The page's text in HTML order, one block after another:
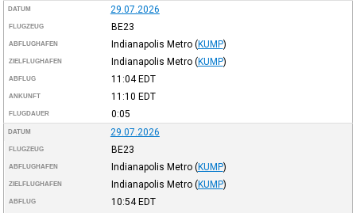
DATUM 29.07.2026
FLUGZEUG BE23
ABFLUGHAFEN Indianapolis Metro (KUMP)
ZIELFLUGHAFEN Indianapolis Metro (KUMP)
ABFLUG 11:04 EDT
ANKUNFT 11:10 EDT
FLUGDAUER 0:05
DATUM 29.07.2026
FLUGZEUG BE23
ABFLUGHAFEN Indianapolis Metro (KUMP)
ZIELFLUGHAFEN Indianapolis Metro (KUMP)
ABFLUG 10:54 EDT